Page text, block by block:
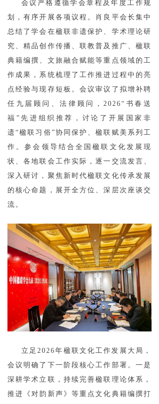
会议严格遵循学会章程及年度工作规
划，有序开展各项议程。肖良平会长集中
总结了学会在楹联非遗保护、学术理论研
究、精品创作传播、联教普及推广、楹联
典籍编撰、文旅融合赋能等重点领域的工
作成果，系统梳理了工作推进过程中的亮
点经验与现存短板。会议审议了拟增补聘
任九届顾问、法律顾问，2026“书春送
福”先进组织推荐，讨论了开展国家非
遗“楹联习俗”协同保护、楹联赋美系列工
作。参会领导结合全国楹联文化发展现
状、各地联会工作实际，逐一交流发言、
深入研讨，聚焦新时代楹联文化传承发展
的核心命题，展开全方位、深层次座谈交
流。
立足2026年楹联文化工作发展大局，
会议明确了下一阶段核心工作部署。一是
深耕学术立联，持续完善楹联理论体系，
推进《对韵新声》等重点文化典籍编撰打